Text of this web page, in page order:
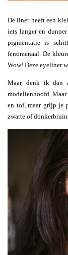
De liner heeft een
iets langer en
pigmentatie is
fenomenaal. De
Wow! Deze eyeliner
Maar, denk ik dan
modellenhoofd.
en tof, maar grijp je
zwarte of